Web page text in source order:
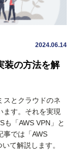
2024.06.14
装の方法を解
スとクラウドのネ
ます。それを実現
も「AWS VPN」と
事では「AWS
て解説します。